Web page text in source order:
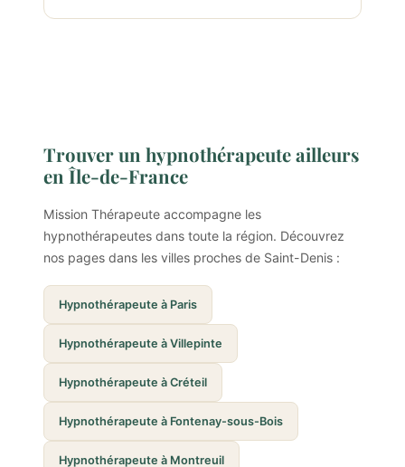
Trouver un hypnothérapeute ailleurs
en Île-de-France
Mission Thérapeute accompagne les
hypnothérapeutes dans toute la région. Découvrez
nos pages dans les villes proches de Saint-Denis :
Hypnothérapeute à Paris
Hypnothérapeute à Villepinte
Hypnothérapeute à Créteil
Hypnothérapeute à Fontenay-sous-Bois
Hypnothérapeute à Montreuil